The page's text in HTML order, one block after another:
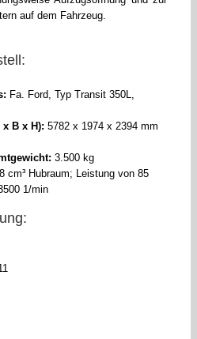
auf dem Fahrzeug.
Fa. Ford, Typ Transit 350L,
B x H): 5782 x 1974 x 2394 mm
3.500 kg
cm³ Hubraum; Leistung von 85
1/min